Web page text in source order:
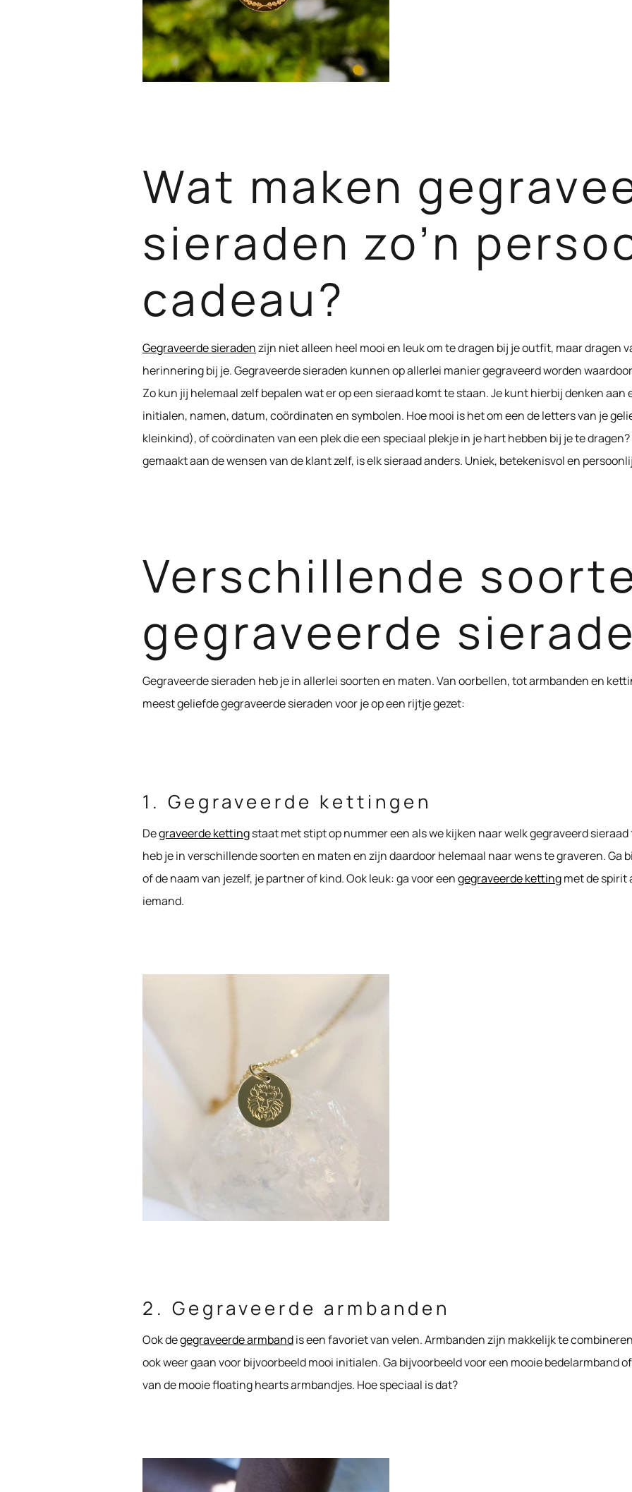
Wat maken
sieraden zo’n
cadeau?
Gegraveerde sieradenzijn niet alleen heel mooi en leuk om te dragen bij je outfit, maar dragen
herinnering bij je. Gegraveerde sieraden kunnen op allerlei manier gegraveerd worden
Zo kun jij helemaal zelf bepalen wat er op een sieraad komt te staan. Je kunt hierbij denken
initialen, namen, datum, coördinaten en symbolen. Hoe mooi is het om een de letters van je
kleinkind), of coördinaten van een plek die een speciaal plekje in je hart hebben bij je te
gemaakt aan de wensen van de klant zelf, is elk sieraad anders. Uniek, betekenisvol en
Verschillende
gegraveerde
Gegraveerde sieraden heb je in allerlei soorten en maten. Van oorbellen, tot armbanden en
meest geliefde gegraveerde sieraden voor je op een rijtje gezet:
1. Gegraveerde kettingen
Degraveerde kettingstaat met stipt op nummer een als we kijken naar welk gegraveerd
heb je in verschillende soorten en maten en zijn daardoor helemaal naar wens te graveren. Ga
of de naam van jezelf, je partner of kind. Ook leuk: ga voor eengegraveerde kettingmet de spirit
iemand.
2. Gegraveerde armbanden
Ook degegraveerde armbandis een favoriet van velen. Armbanden zijn makkelijk te
ook weer gaan voor bijvoorbeeld mooi initialen. Ga bijvoorbeeld voor een mooie bedelarmband
van de mooie floating hearts armbandjes. Hoe speciaal is dat?